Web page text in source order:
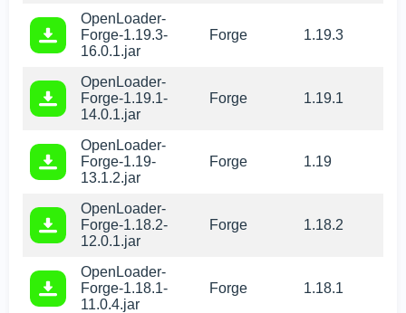
OpenLoader-
Forge-1.19.3-
16.0.1.jar
Forge 1.19.3
OpenLoader-
Forge-1.19.1-
14.0.1.jar
Forge 1.19.1
OpenLoader-
Forge-1.19-
13.1.2.jar
Forge 1.19
OpenLoader-
Forge-1.18.2-
12.0.1.jar
Forge 1.18.2
OpenLoader-
Forge-1.18.1-
11.0.4.jar
Forge 1.18.1